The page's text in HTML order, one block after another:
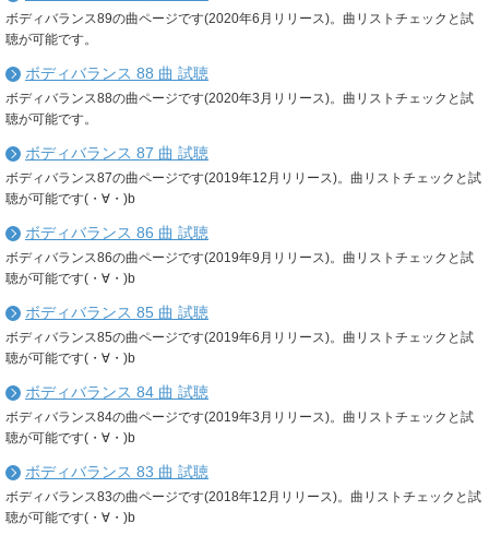
ボディバランス89の曲ページです(2020年6月リリース)。曲リストチェックと試
聴が可能です。
ボディバランス 88 曲 試聴
ボディバランス88の曲ページです(2020年3月リリース)。曲リストチェックと試
聴が可能です。
ボディバランス 87 曲 試聴
ボディバランス87の曲ページです(2019年12月リリース)。曲リストチェックと試
聴が可能です(・∀・)b
ボディバランス 86 曲 試聴
ボディバランス86の曲ページです(2019年9月リリース)。曲リストチェックと試
聴が可能です(・∀・)b
ボディバランス 85 曲 試聴
ボディバランス85の曲ページです(2019年6月リリース)。曲リストチェックと試
聴が可能です(・∀・)b
ボディバランス 84 曲 試聴
ボディバランス84の曲ページです(2019年3月リリース)。曲リストチェックと試
聴が可能です(・∀・)b
ボディバランス 83 曲 試聴
ボディバランス83の曲ページです(2018年12月リリース)。曲リストチェックと試
聴が可能です(・∀・)b